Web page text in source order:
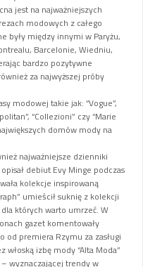
jest na najważniejszych
modowych z całego
były między innymi w Paryżu,
Barcelonie, Wiedniu,
bardzo pozytywne
za najwyższej próby
modowej takie jak: “Vogue”,
“Collezioni” czy “Marie
domów mody na
najważniejsze dzienniki
debiut Evy Minge podczas
kolekcje inspirowaną
umieścił suknię z kolekcji
których warto umrzeć. W
gazet komentowały
premiera Rzymu za zasługi
izbę mody “Alta Moda”
wyznaczającej trendy w